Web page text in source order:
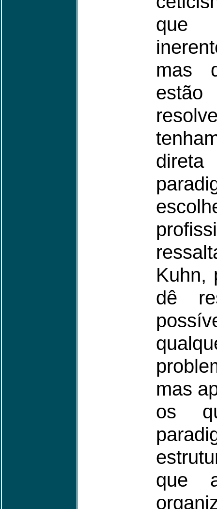
que
mas
estão
Kuhn,
dê
mas
os
que